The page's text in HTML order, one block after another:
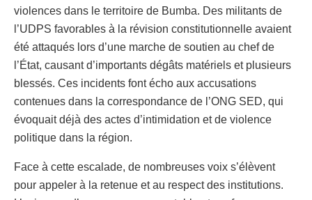
violences dans le territoire de Bumba. Des militants de
l’UDPS favorables à la révision constitutionnelle avaient
été attaqués lors d’une marche de soutien au chef de
l’État, causant d’importants dégâts matériels et plusieurs
blessés. Ces incidents font écho aux accusations
contenues dans la correspondance de l’ONG SED, qui
évoquait déjà des actes d’intimidation et de violence
politique dans la région.
Face à cette escalade, de nombreuses voix s’élèvent
pour appeler à la retenue et au respect des institutions.